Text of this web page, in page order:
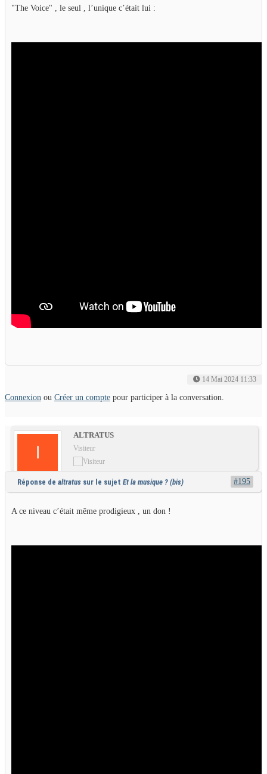
"The Voice" , le seul , l’unique c’était lui :
14 Mai 2024 11:33
Connexion ou Créer un compte pour participer à la conversation.
ALTRATUS
Visiteur
Réponse de altratus sur le sujet Et la musique ? (bis)
A ce niveau c’était même prodigieux , un don !
#195